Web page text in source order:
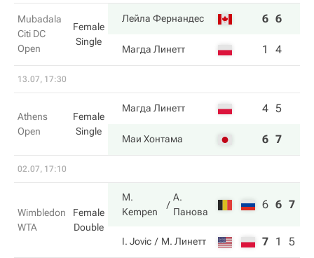
Mubadala
Citi DC
Open
Female
Single
Лейла Фернандес 6 6
Магда Линетт 1 4
13.07, 17:30
Athens
Open
Female
Single
Магда Линетт 4 5
Маи Хонтама 6 7
02.07, 17:10
Wimbledon
WTA
Female
Double
M.
Kempen
А.
Панова
6 6 7
I. Jovic М. Линетт 7 1 5